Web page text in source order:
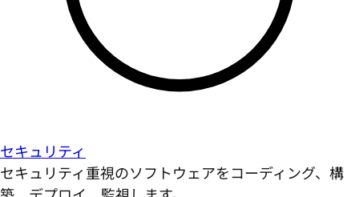
セキュリティ
セキュリティ重視のソフトウェアをコーディング、構